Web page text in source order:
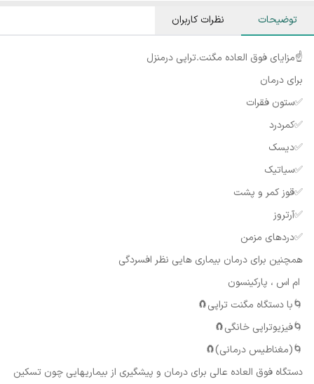
توضیحات نظرات کاربران
☝مزایای فوق العاده مگنت.تراپی درمنزل
برای درمان
✅ستون فقرات
✅کمردرد
✅دیسک
✅سیاتیک
✅قوز کمر و پشت
✅آرتروز
✅دردهای مزمن
همچنین برای درمان بیماری هایی نظر افسردگی
ام اس ، پارکینسون
🌀با دستگاه مگنت تراپی🧲
🌀فیزیوتراپی خانگی🧲
🌀(مغناطیس درمانی)🧲
دستگاه فوق العاده عالی برای درمان و پیشگیری از بیماریهایی چون تسکین